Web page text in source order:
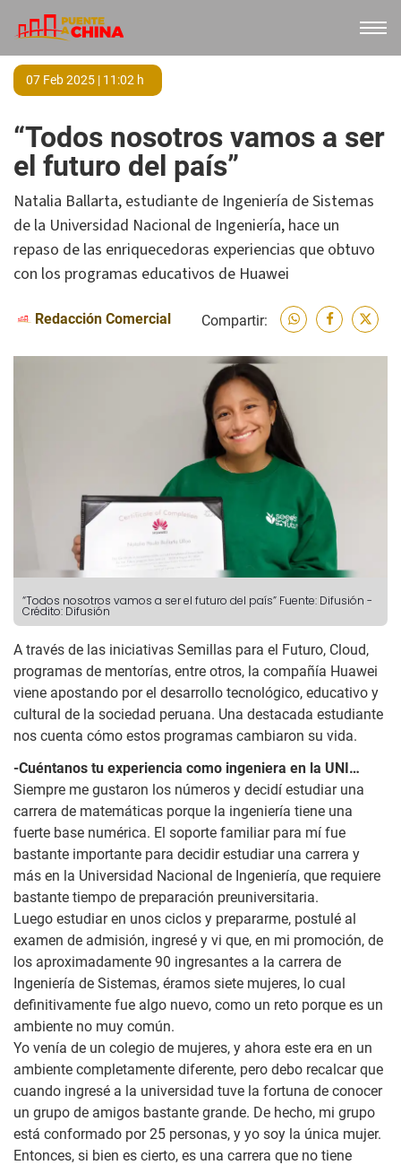
07 Feb 2025 | 11:02 h
“Todos nosotros vamos a ser
el futuro del país”
Natalia Ballarta, estudiante de Ingeniería de Sistemas
de la Universidad Nacional de Ingeniería, hace un
repaso de las enriquecedoras experiencias que obtuvo
con los programas educativos de Huawei
Redacción Comercial Compartir:
“Todos nosotros vamos a ser el futuro del país” Fuente: Difusión -
Crédito: Difusión
A través de las iniciativas Semillas para el Futuro, Cloud,
programas de mentorías, entre otros, la compañía Huawei
viene apostando por el desarrollo tecnológico, educativo y
cultural de la sociedad peruana. Una destacada estudiante
nos cuenta cómo estos programas cambiaron su vida.
-Cuéntanos tu experiencia como ingeniera en la UNI…
Siempre me gustaron los números y decidí estudiar una
carrera de matemáticas porque la ingeniería tiene una
fuerte base numérica. El soporte familiar para mí fue
bastante importante para decidir estudiar una carrera y
más en la Universidad Nacional de Ingeniería, que requiere
bastante tiempo de preparación preuniversitaria.
Luego estudiar en unos ciclos y prepararme, postulé al
examen de admisión, ingresé y vi que, en mi promoción, de
los aproximadamente 90 ingresantes a la carrera de
Ingeniería de Sistemas, éramos siete mujeres, lo cual
definitivamente fue algo nuevo, como un reto porque es un
ambiente no muy común.
Yo venía de un colegio de mujeres, y ahora este era en un
ambiente completamente diferente, pero debo recalcar que
cuando ingresé a la universidad tuve la fortuna de conocer
un grupo de amigos bastante grande. De hecho, mi grupo
está conformado por 25 personas, y yo soy la única mujer.
Entonces, si bien es cierto, es una carrera que no tiene